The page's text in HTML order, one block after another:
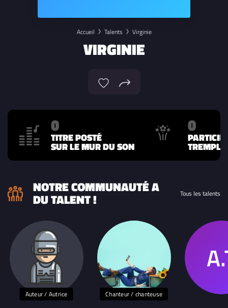
Accueil Talents Virginie
VIRGINIE
0
TITRE POSTÉ
SUR LE MUR DU SON
0
NOTRE COMMUNAUTÉ A
DU TALENT ! Tous les talents
Auteur / Autrice Chanteur / chanteuse